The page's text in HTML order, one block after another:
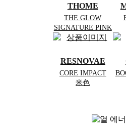
THOME
THE GLOW
SIGNATURE PINK
RESNOVAE
CORE IMPACT
米色